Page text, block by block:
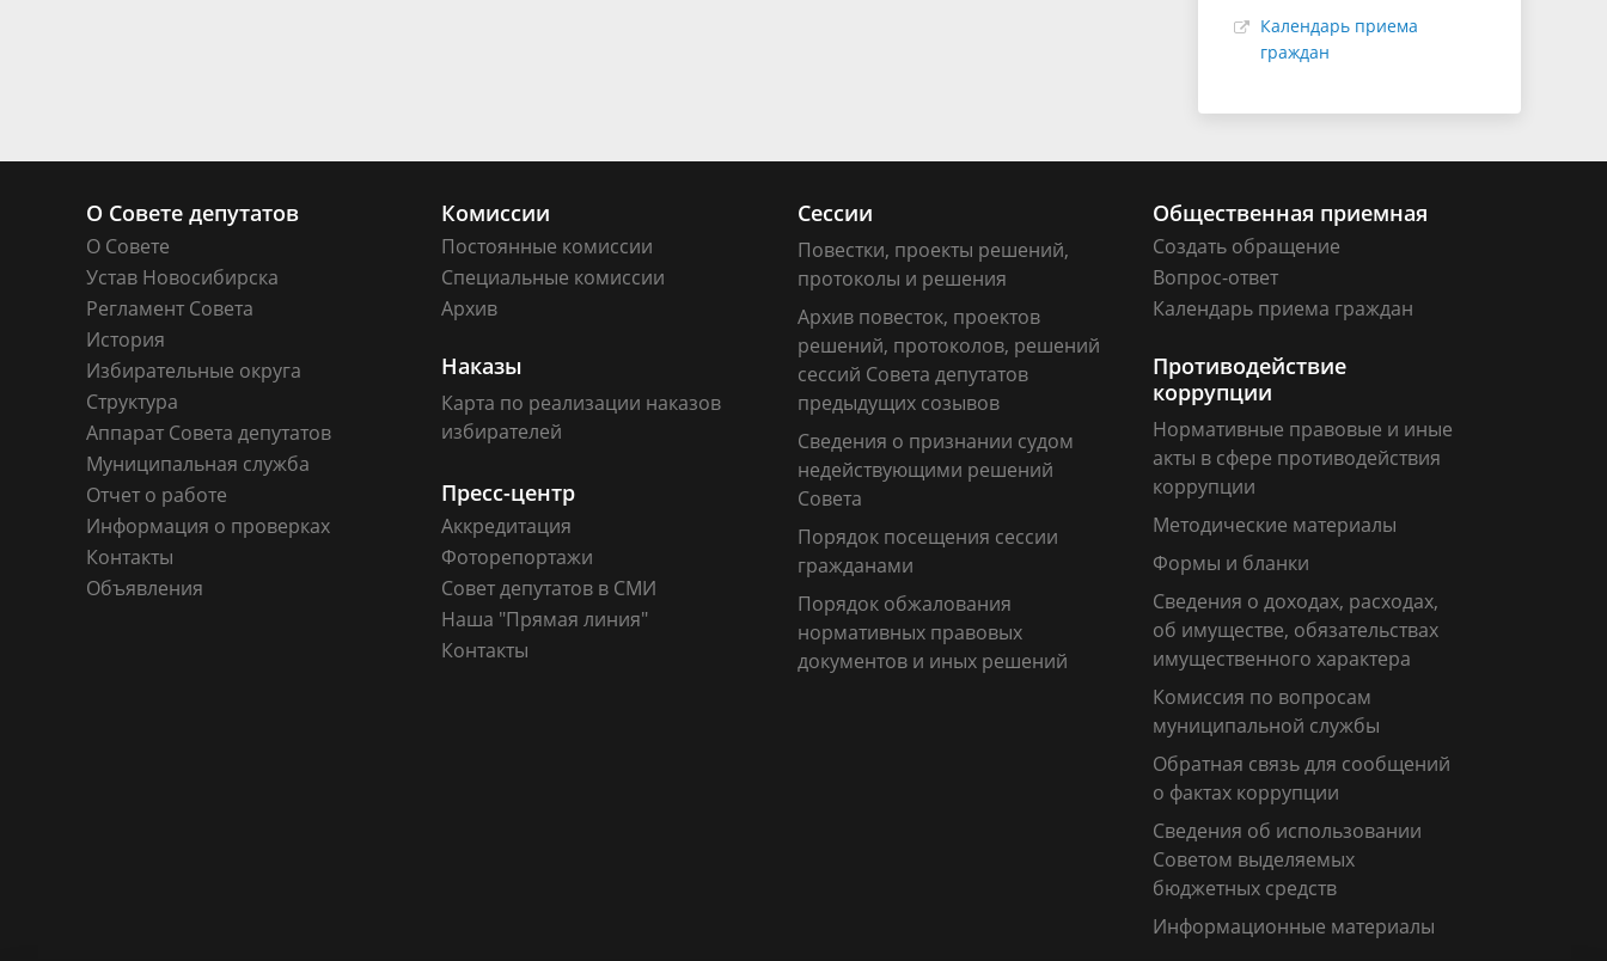
Календарь приема
граждан
О Совете депутатов
О Совете
Устав Новосибирска
Регламент Совета
История
Избирательные округа
Структура
Аппарат Совета депутатов
Муниципальная служба
Отчет о работе
Информация о проверках
Контакты
Объявления
Комиссии
Постоянные комиссии
Специальные комиссии
Архив
Сессии
Повестки, проекты решений,
протоколы и решения
Архив повесток, проектов
решений, протоколов, решений
сессий Совета депутатов
предыдущих созывов
Сведения о признании судом
недействующими решений
Совета
Порядок посещения сессии
гражданами
Порядок обжалования
нормативных правовых
документов и иных решений
Общественная приемная
Создать обращение
Вопрос-ответ
Календарь приема граждан
Наказы
Карта по реализации наказов
избирателей
Противодействие
коррупции
Нормативные правовые и иные
акты в сфере противодействия
коррупции
Методические материалы
Формы и бланки
Сведения о доходах, расходах,
об имуществе, обязательствах
имущественного характера
Комиссия по вопросам
муниципальной службы
Обратная связь для сообщений
о фактах коррупции
Сведения об использовании
Советом выделяемых
бюджетных средств
Информационные материалы
Пресс-центр
Аккредитация
Фоторепортажи
Совет депутатов в СМИ
Наша "Прямая линия"
Контакты